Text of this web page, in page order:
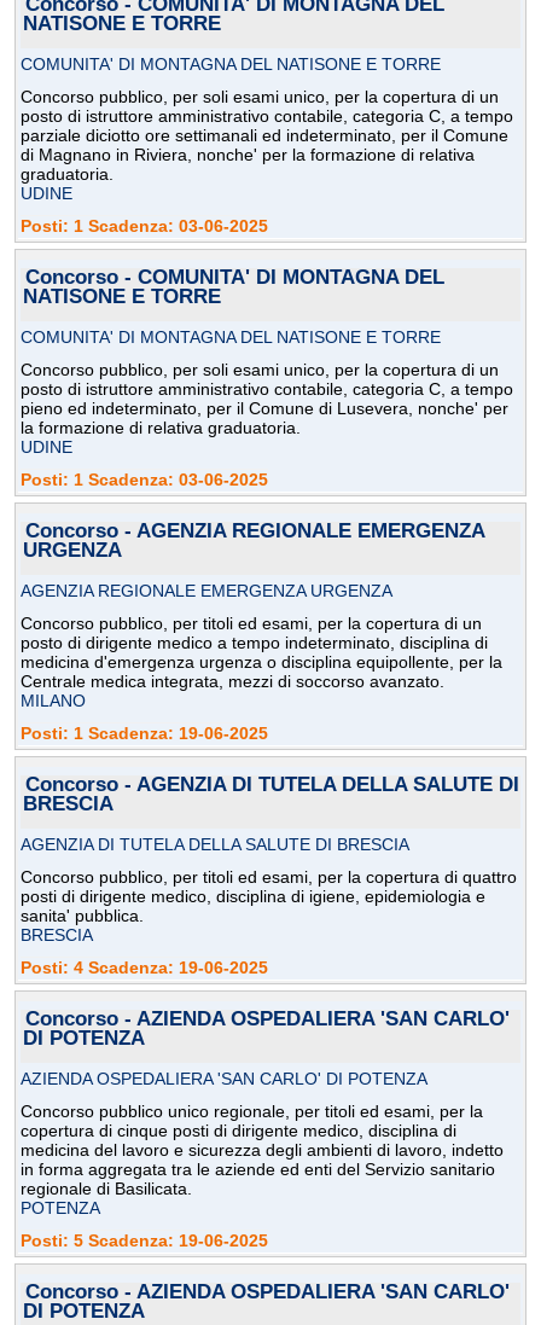
NATISONE E TORRE
COMUNITA' DI MONTAGNA DEL NATISONE E TORRE
Concorso pubblico, per soli esami unico, per la copertura di un
posto di istruttore amministrativo contabile, categoria C, a tempo
parziale diciotto ore settimanali ed indeterminato, per il Comune
di Magnano in Riviera, nonche' per la formazione di relativa
graduatoria.
UDINE
Posti: 1 Scadenza: 03-06-2025
Concorso - COMUNITA' DI MONTAGNA DEL
NATISONE E TORRE
COMUNITA' DI MONTAGNA DEL NATISONE E TORRE
Concorso pubblico, per soli esami unico, per la copertura di un
posto di istruttore amministrativo contabile, categoria C, a tempo
pieno ed indeterminato, per il Comune di Lusevera, nonche' per
la formazione di relativa graduatoria.
UDINE
Posti: 1 Scadenza: 03-06-2025
Concorso - AGENZIA REGIONALE EMERGENZA
URGENZA
AGENZIA REGIONALE EMERGENZA URGENZA
Concorso pubblico, per titoli ed esami, per la copertura di un
posto di dirigente medico a tempo indeterminato, disciplina di
medicina d'emergenza urgenza o disciplina equipollente, per la
Centrale medica integrata, mezzi di soccorso avanzato.
MILANO
Posti: 1 Scadenza: 19-06-2025
Concorso - AGENZIA DI TUTELA DELLA SALUTE DI
BRESCIA
AGENZIA DI TUTELA DELLA SALUTE DI BRESCIA
Concorso pubblico, per titoli ed esami, per la copertura di quattro
posti di dirigente medico, disciplina di igiene, epidemiologia e
sanita' pubblica.
BRESCIA
Posti: 4 Scadenza: 19-06-2025
Concorso - AZIENDA OSPEDALIERA 'SAN CARLO'
DI POTENZA
AZIENDA OSPEDALIERA 'SAN CARLO' DI POTENZA
Concorso pubblico unico regionale, per titoli ed esami, per la
copertura di cinque posti di dirigente medico, disciplina di
medicina del lavoro e sicurezza degli ambienti di lavoro, indetto
in forma aggregata tra le aziende ed enti del Servizio sanitario
regionale di Basilicata.
POTENZA
Posti: 5 Scadenza: 19-06-2025
Concorso - AZIENDA OSPEDALIERA 'SAN CARLO'
DI POTENZA